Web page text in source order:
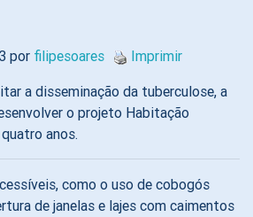
por filipesoares
Imprimir
a disseminação da tuberculose, a
o projeto Habitação
anos.
como o uso de cobogós
de janelas e lajes com caimentos